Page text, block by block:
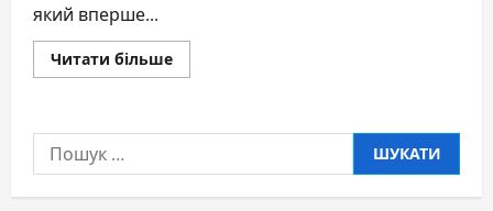
який вперше...
Читати більшеДокладніше
про
SHOW
LOFT
HOTEL
Пошук: